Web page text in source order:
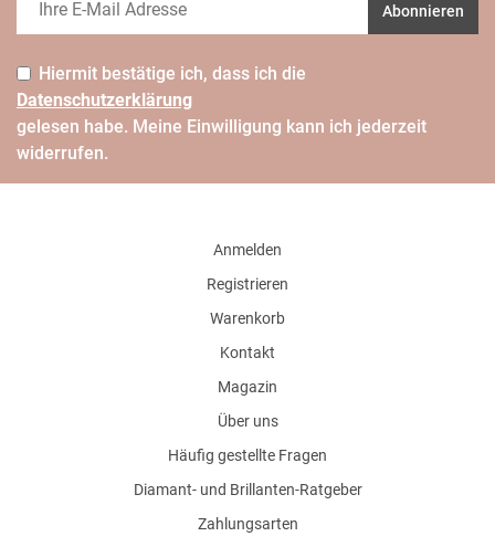
Abonnieren
Hiermit bestätige ich, dass ich die
Daten­schutz­erklärung
gelesen habe. Meine Einwilligung kann ich jederzeit
widerrufen.
Anmelden
Registrieren
Warenkorb
Kontakt
Magazin
Über uns
Häufig gestellte Fragen
Diamant- und Brillanten-Ratgeber
Zahlungsarten